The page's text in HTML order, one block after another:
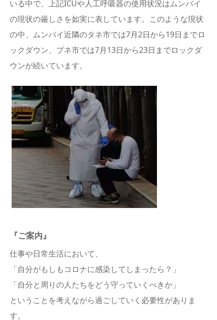
いる中で、上記ICUや人工呼吸器の使用状況はムンバイ
の現状の厳しさを如実に表しています。このような現状
の中、ムンバイ近隣のタネ市では7月2日から19日までロ
ックダウン、プネ市では7月13日から23日までロックダ
ウンが続いています。
『ご案内』
仕事や日常生活において、
「自分がもしもコロナに感染してしまったら？」
「自分と周りの人たちをどう守っていくべきか」
ということを考えながら過ごしていく必要性がありま
す。